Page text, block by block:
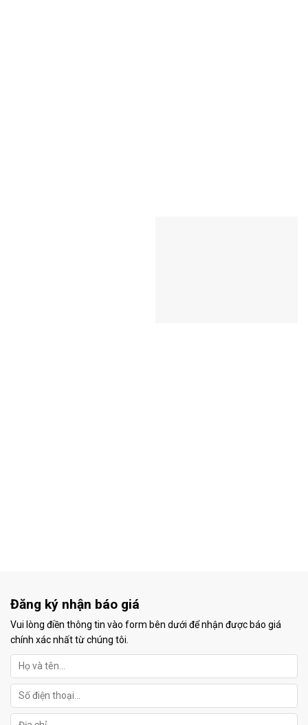
Đăng ký nhận báo giá
Vui lòng điền thông tin vào form bên dưới để nhận được báo giá
chính xác nhất từ chúng tôi.